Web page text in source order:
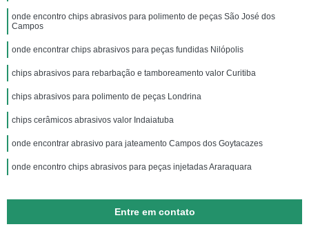
onde encontro chips abrasivos para polimento de peças São José dos
Campos
onde encontrar chips abrasivos para peças fundidas Nilópolis
chips abrasivos para rebarbação e tamboreamento valor Curitiba
chips abrasivos para polimento de peças Londrina
chips cerâmicos abrasivos valor Indaiatuba
onde encontrar abrasivo para jateamento Campos dos Goytacazes
onde encontro chips abrasivos para peças injetadas Araraquara
Entre em contato